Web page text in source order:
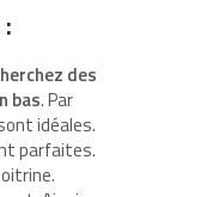
des
bas. Par
idéales.
parfaites.